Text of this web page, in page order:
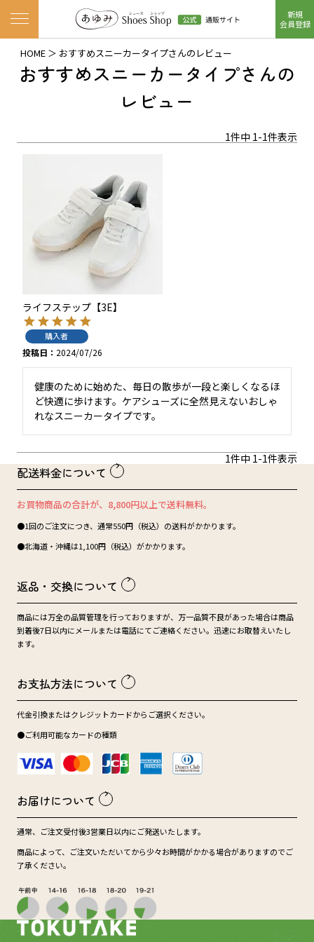
ナビゲーションメニューを開く
新規
会員登録
HOME おすすめスニーカータイプさんのレビュー
おすすめスニーカータイプさんの
レビュー
1件中 1-1件表示
ライフステップ【3E】
購入者
投稿日 2024/07/26
健康のために始めた、毎日の散歩が一段と楽しくなるほ
ど快適に歩けます。ケアシューズに全然見えないおしゃ
1件中 1-1件表示
配送料金について
お買物商品の合計が、8,800円以上で送料無料。
●1回のご注文につき、通常550円（税込）の送料がかかります。
●北海道・沖縄は1,100円（税込）がかかります。
返品・交換について
商品には万全の品質管理を行っておりますが、万一品質不良があった場合は商品
到着後7日以内にメールまたは電話にてご連絡ください。迅速にお取替えいたし
ます。
お支払方法について
代金引換またはクレジットカードからご選択ください。
●ご利用可能なカードの種類
お届けについて
通常、ご注文受付後3営業日以内にご発送いたします。
商品によって、ご注文いただいてから少々お時間がかかる場合がありますのでご
了承ください。